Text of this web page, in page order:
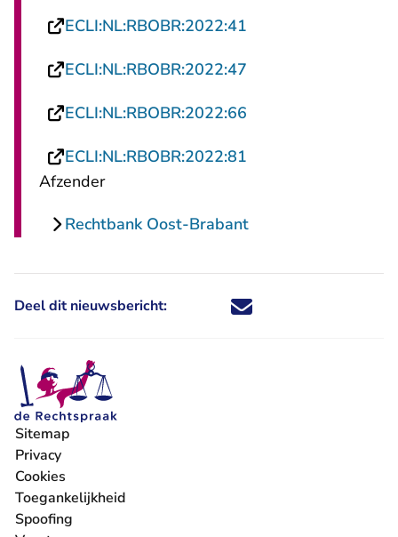
ECLI:NL:RBOBR:2022:41
ECLI:NL:RBOBR:2022:47
ECLI:NL:RBOBR:2022:66
ECLI:NL:RBOBR:2022:81
Afzender
Rechtbank Oost-Brabant
Deel dit nieuwsbericht: Deel dit nieuwsbericht via X -
Deel dit nieuwsbericht via
Deel dit nieuwsbericht
Deel dit
Sitemap
Privacy
Cookies
Toegankelijkheid
Spoofing